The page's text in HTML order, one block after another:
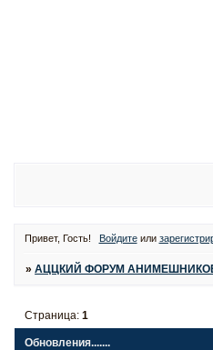
Привет, Гость! Войдитеили
»АЦЦКИЙ ФОРУМ
Обновления.......
Страница:1